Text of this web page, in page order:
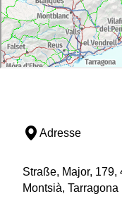
Adresse
Straße, Major, 179,
Montsià, Tarragona